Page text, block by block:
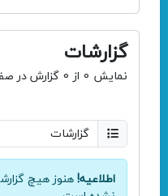
گزارشات
نمایش 0 از 0 گزارش در صفحه 1
اطلاعیه! هنوز هیچ